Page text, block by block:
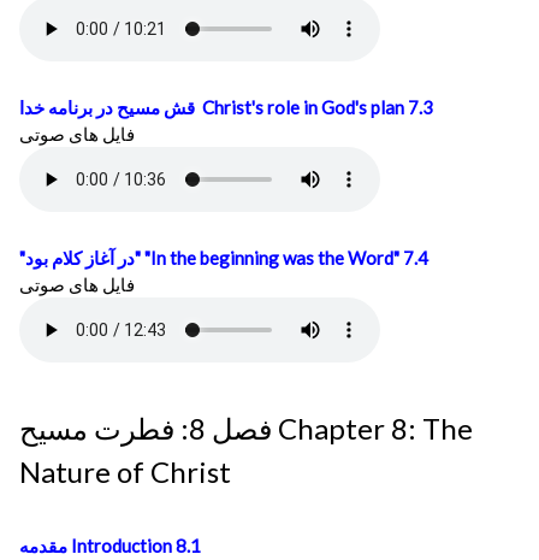
قش مسيح در برنامه خدا Christ's role in God's plan 7.3
فایل های صوتی
"در آغاز كلام بود""In the beginning was the Word" 7.4
فصل 8: فطرت مسيح Chapter 8: The
Nature of Christ
Introduction 8.1